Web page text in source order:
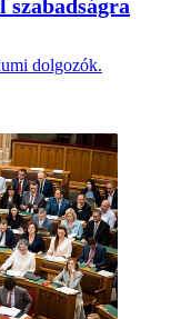
szabadságra
dolgozók.